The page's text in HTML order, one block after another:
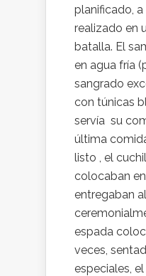
planificado,
realizado en
batalla. El
en agua fría
sangrado
con túnicas
servía su
última
listo , el
colocaban
entregaban
espada
veces,
especiales,